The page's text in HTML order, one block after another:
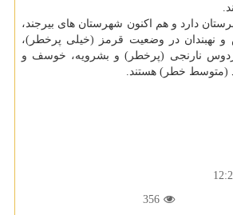
جنوبی ۱۱ شهرستان دارد و هم اکنون شهرستان های بیرجند،
و نهبندان در وضعیت قرمز (خیلی پرخطر)،
نارنجی (پرخطر) و بشرویه، خوسف و
(متوسط خطر) هستند.
356